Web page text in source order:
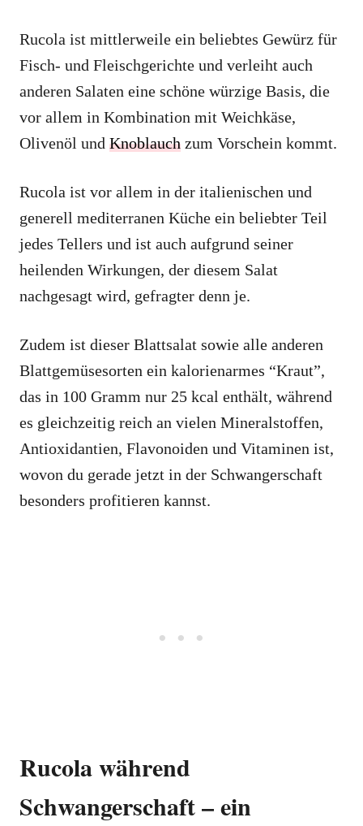
Rucola ist mittlerweile ein beliebtes Gewürz für
Fisch- und Fleischgerichte und verleiht auch
anderen Salaten eine schöne würzige Basis, die
vor allem in Kombination mit Weichkäse,
Olivenöl und Knoblauch zum Vorschein kommt.
Rucola ist vor allem in der italienischen und
generell mediterranen Küche ein beliebter Teil
jedes Tellers und ist auch aufgrund seiner
heilenden Wirkungen, der diesem Salat
nachgesagt wird, gefragter denn je.
Zudem ist dieser Blattsalat sowie alle anderen
Blattgemüsesorten ein kalorienarmes “Kraut”,
das in 100 Gramm nur 25 kcal enthält, während
es gleichzeitig reich an vielen Mineralstoffen,
Antioxidantien, Flavonoiden und Vitaminen ist,
wovon du gerade jetzt in der Schwangerschaft
besonders profitieren kannst.
Rucola während
Schwangerschaft – ein